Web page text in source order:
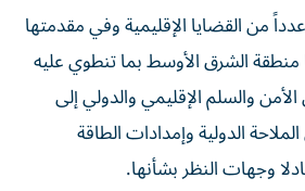
من القضايا الإقليمية وفي مقدمتها
الشرق الأوسط بما تنطوي عليه
والسلم الإقليمي والدولي إلى
الدولية وإمدادات الطاقة
وجهات النظر بشأنها.